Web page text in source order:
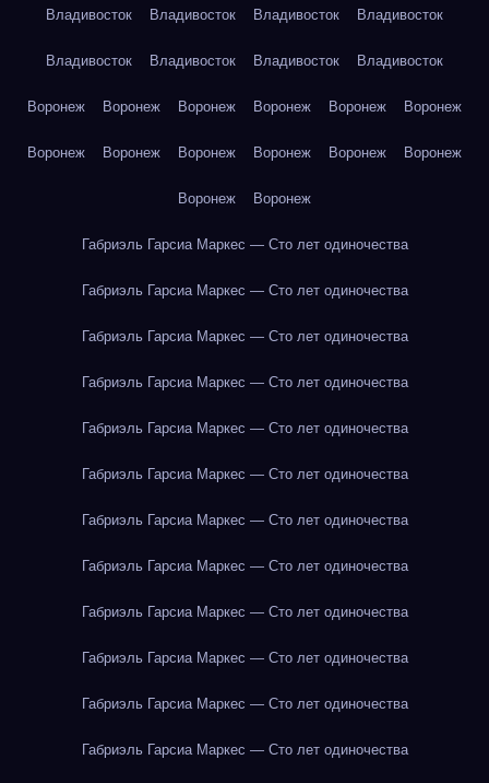
Владивосток Владивосток Владивосток Владивосток
Владивосток Владивосток Владивосток Владивосток
Воронеж Воронеж Воронеж Воронеж Воронеж Воронеж
Воронеж Воронеж Воронеж Воронеж Воронеж Воронеж
Воронеж Воронеж
Габриэль Гарсиа Маркес — Сто лет одиночества
Габриэль Гарсиа Маркес — Сто лет одиночества
Габриэль Гарсиа Маркес — Сто лет одиночества
Габриэль Гарсиа Маркес — Сто лет одиночества
Габриэль Гарсиа Маркес — Сто лет одиночества
Габриэль Гарсиа Маркес — Сто лет одиночества
Габриэль Гарсиа Маркес — Сто лет одиночества
Габриэль Гарсиа Маркес — Сто лет одиночества
Габриэль Гарсиа Маркес — Сто лет одиночества
Габриэль Гарсиа Маркес — Сто лет одиночества
Габриэль Гарсиа Маркес — Сто лет одиночества
Габриэль Гарсиа Маркес — Сто лет одиночества